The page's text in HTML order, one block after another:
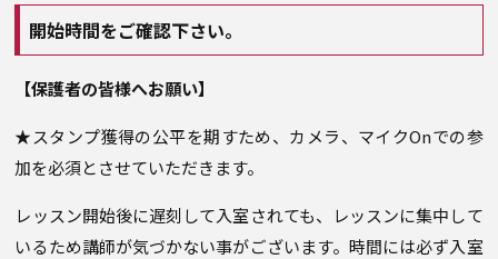
開始時間をご確認下さい。
【保護者の皆様へお願い】
★スタンプ獲得の公平を期すため、カメラ、マイクOnでの参
加を必須とさせていただきます。
レッスン開始後に遅刻して入室されても、レッスンに集中して
いるため講師が気づかない事がございます。時間には必ず入室